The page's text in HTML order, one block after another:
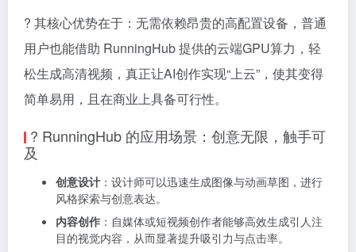
? 其核心优势在于：无需依赖昂贵的高配置设备，普通
用户也能借助 RunningHub 提供的云端GPU算力，轻
松生成高清视频，真正让AI创作实现“上云”，使其变得
简单易用，且在商业上具备可行性。
? RunningHub 的应用场景：创意无限，触手可
及
创意设计 ：设计师可以迅速生成图像与动画草图，进行
风格探索与创意表达。
内容创作 ：自媒体或短视频创作者能够高效生成引人注
目的视觉内容，从而显著提升吸引力与点击率。